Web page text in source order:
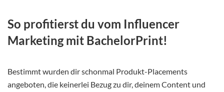
So profitierst du vom Influencer
Marketing mit BachelorPrint!
Bestimmt wurden dir schonmal Produkt-Placements
angeboten, die keinerlei Bezug zu dir, deinem Content und